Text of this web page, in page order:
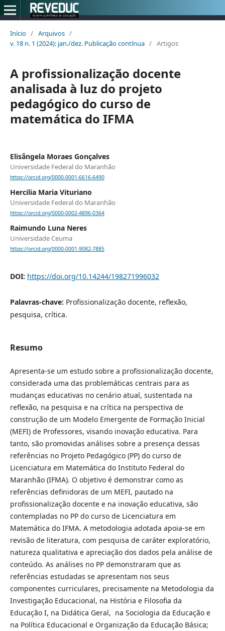
Início / Arquivos /
v. 18 n. 1 (2024): jan./dez. Publicação contínua / Artigos
A profissionalização docente
analisada à luz do projeto
pedagógico do curso de
matemática do IFMA
Elisângela Moraes Gonçalves
Universidade Federal do Maranhão
https://orcid.org/0000-0001-6616-6490
Hercilia Maria Vituriano
Universidade Federal do Maranhão
https://orcid.org/0000-0002-4896-0364
Raimundo Luna Neres
Universidade Ceuma
https://orcid.org/0000-0001-9082-7885
DOI: https://doi.org/10.14244/198271996032
Palavras-chave: Profissionalização docente, reflexão,
pesquisa, crítica.
Resumo
Apresenta-se um estudo sobre a profissionalização docente,
considerada uma das problemáticas centrais para as
mudanças educativas no cenário atual, sustentada na
reflexão, na pesquisa e na crítica na perspectiva de
construção de um Modelo Emergente de Formação Inicial
(MEFI) de Professores, visando inovação educativa. Para
tanto, são promovidas análises sobre a presença dessas
referências no Projeto Pedagógico (PP) do curso de
Licenciatura em Matemática do Instituto Federal do
Maranhão (IFMA). O objetivo é demonstrar como as
referências definidoras de um MEFI, pautado na
profissionalização docente e na inovação educativa, são
contempladas no PP do curso de Licenciatura em
Matemática do IFMA. A metodologia adotada apoia-se em
revisão de literatura, com pesquisa de caráter exploratório,
natureza qualitativa e apreciação dos dados pela análise de
conteúdo. As análises no PP demonstraram que as
referências estudadas se apresentam nos seus
componentes curriculares, precisamente na Metodologia da
Investigação Educacional, na História e Filosofia da
Educação I, na Didática Geral, na Sociologia da Educação e
na Política Educacional e Organização da Educação Básica;